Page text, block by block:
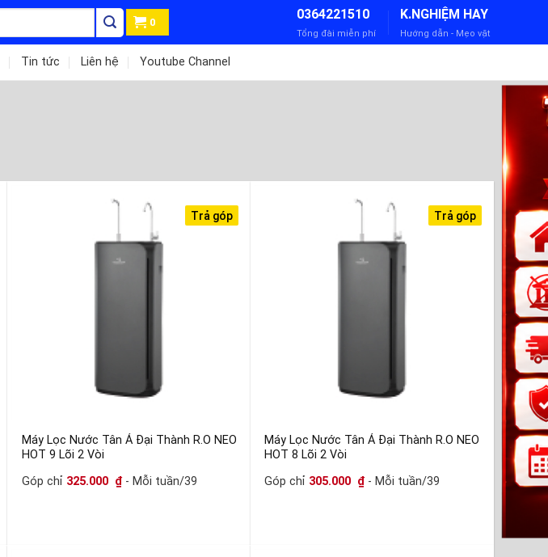
0
0364221510
Tổng đài miễn phí
K.NGHIỆM HAY
Hướng dẫn - Mẹo vặt
Tin tức Liên hệ Youtube Channel
Trả góp
Máy Lọc Nước Tân Á Đại Thành R.O NEO
HOT 9 Lõi 2 Vòi
Góp chỉ 325.000 ₫ - Mỗi tuần/39
Trả góp
Máy Lọc Nước Tân Á Đại Thành R.O NEO
HOT 8 Lõi 2 Vòi
Góp chỉ 305.000 ₫ - Mỗi tuần/39